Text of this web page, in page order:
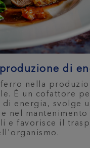
produzione di
nella
È un cofattore
energia, svolge
nel
e favorisce il